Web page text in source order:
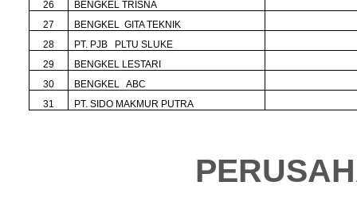
26
BENGKEL TRISNA
27
BENGKEL GITA TEKNIK
28
PT. PJB PLTU SLUKE
29
BENGKEL LESTARI
30
BENGKEL ABC
31
PT. SIDO MAKMUR PUTRA